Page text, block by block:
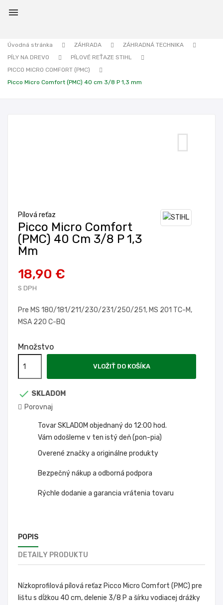

Úvodná stránka ZÁHRADA
ZÁHRADNÁ TECHNIKA
PÍLY NA DREVO
PÍLOVÉ REŤAZE STIHL
PICCO MICRO COMFORT (PMC)
Picco Micro Comfort (PMC) 40 cm 3/8 P 1,3 mm
Pílová reťaz
Picco Micro Comfort
(PMC) 40 Cm 3/8 P 1,3
Mm
18,90 €
S DPH
Pre MS 180/181/211/230/231/250/251, MS 201 TC-M,
MSA 220 C-BQ
Množstvo
VLOŽIŤ DO KOŠÍKA
 SKLADOM
Porovnaj
Tovar SKLADOM objednaný do 12:00 hod.
Vám odošleme v ten istý deň (pon-pia)
Overené značky a originálne produkty
Bezpečný nákup a odborná podpora
Rýchle dodanie a garancia vrátenia tovaru
POPIS
DETAILY PRODUKTU
Nízkoprofilová pílová reťaz Picco Micro Comfort (PMC) pre
lištu s dĺžkou 40 cm, delenie 3/8 P a šírku vodiacej drážky